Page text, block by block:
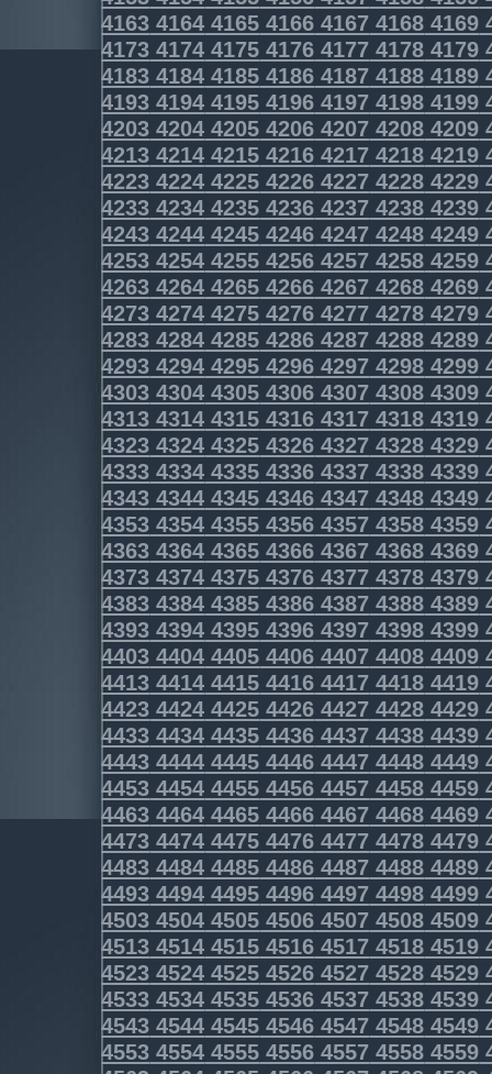
4163 4164 4165 4166 4167 4168 4169
4173 4174 4175 4176 4177 4178 4179
4183 4184 4185 4186 4187 4188 4189
4193 4194 4195 4196 4197 4198 4199
4203 4204 4205 4206 4207 4208 4209
4213 4214 4215 4216 4217 4218 4219
4223 4224 4225 4226 4227 4228 4229
4233 4234 4235 4236 4237 4238 4239
4243 4244 4245 4246 4247 4248 4249
4253 4254 4255 4256 4257 4258 4259
4263 4264 4265 4266 4267 4268 4269
4273 4274 4275 4276 4277 4278 4279
4283 4284 4285 4286 4287 4288 4289
4293 4294 4295 4296 4297 4298 4299
4303 4304 4305 4306 4307 4308 4309
4313 4314 4315 4316 4317 4318 4319
4323 4324 4325 4326 4327 4328 4329
4333 4334 4335 4336 4337 4338 4339
4343 4344 4345 4346 4347 4348 4349
4353 4354 4355 4356 4357 4358 4359
4363 4364 4365 4366 4367 4368 4369
4373 4374 4375 4376 4377 4378 4379
4383 4384 4385 4386 4387 4388 4389
4393 4394 4395 4396 4397 4398 4399
4403 4404 4405 4406 4407 4408 4409
4413 4414 4415 4416 4417 4418 4419
4423 4424 4425 4426 4427 4428 4429
4433 4434 4435 4436 4437 4438 4439
4443 4444 4445 4446 4447 4448 4449
4453 4454 4455 4456 4457 4458 4459
4463 4464 4465 4466 4467 4468 4469
4473 4474 4475 4476 4477 4478 4479
4483 4484 4485 4486 4487 4488 4489
4493 4494 4495 4496 4497 4498 4499
4503 4504 4505 4506 4507 4508 4509
4513 4514 4515 4516 4517 4518 4519
4523 4524 4525 4526 4527 4528 4529
4533 4534 4535 4536 4537 4538 4539
4543 4544 4545 4546 4547 4548 4549
4553 4554 4555 4556 4557 4558 4559